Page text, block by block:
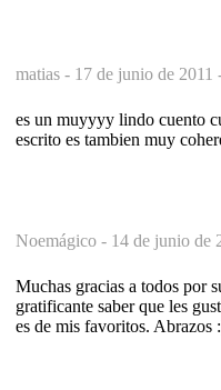
matias - 17 de junio de 2011
es un muyyyy lindo cuento
escrito es tambien muy
Noemágico - 14 de junio de
Muchas gracias a todos por
gratificante saber que les
es de mis favoritos. Abrazos